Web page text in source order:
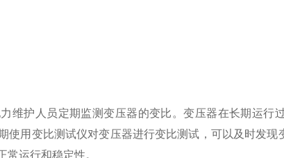
维护人员定期监测变压器的变比。变压器在长期运行
使用变比测试仪对变压器进行变比测试，可以及时发
运行和稳定性。